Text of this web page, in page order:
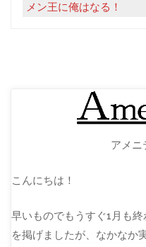
メン王に俺はなる！
アメニ
こんにちは！
早いものでもうすぐ1月も
を掲げましたが、なかなか